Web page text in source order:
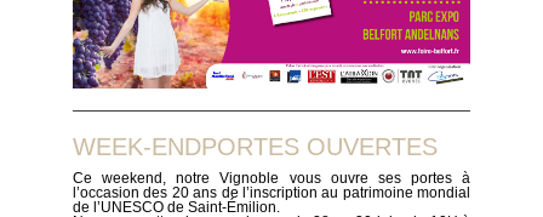
WEEK-ENDPORTES OUVERTES
Ce weekend, notre Vignoble vous ouvre ses portes à
l’occasion des 20 ans de l’inscription au patrimoine mondial
de l’UNESCO de Saint-Émilion.